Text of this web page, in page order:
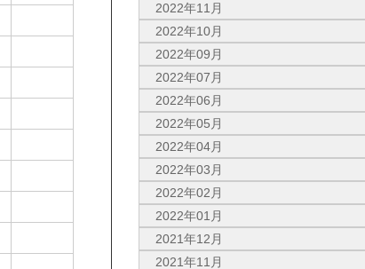
2022年11月
2022年10月
2022年09月
2022年07月
2022年06月
2022年05月
2022年04月
2022年03月
2022年02月
2022年01月
2021年12月
2021年11月